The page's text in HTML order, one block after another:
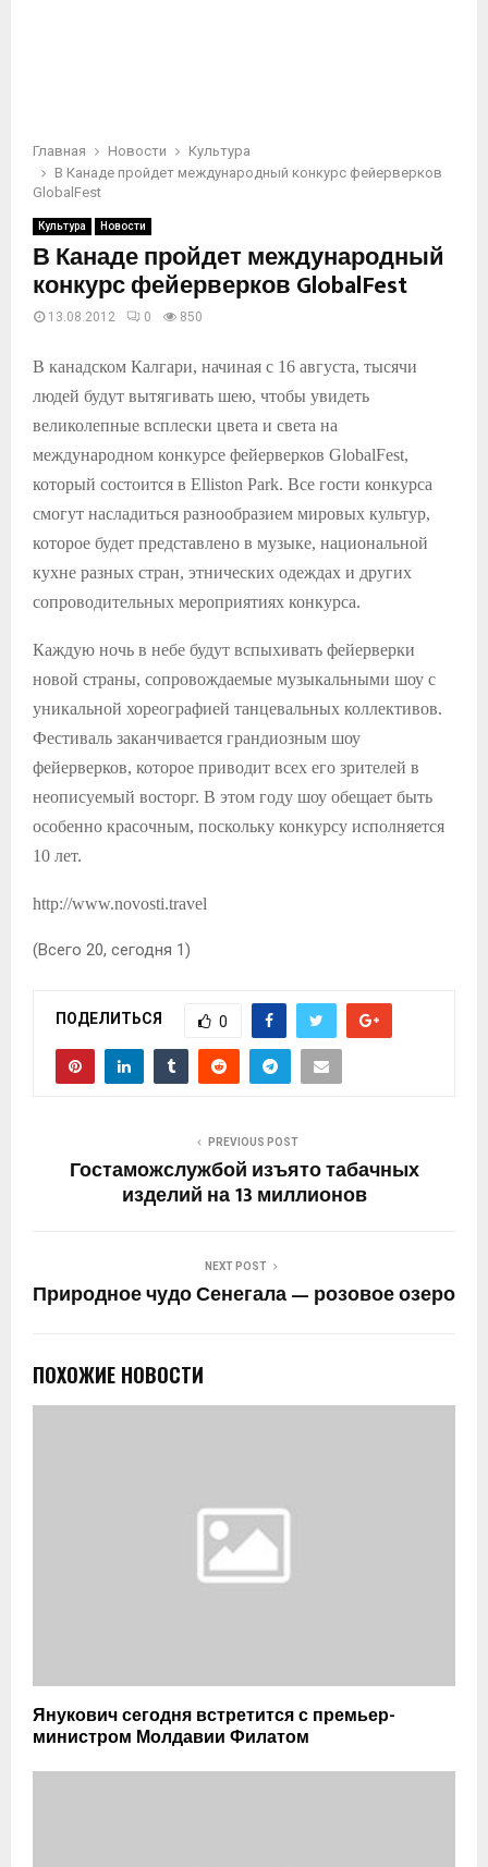
Главная Новости
Культура
В Канаде пройдет международный конкурс фейерверков
GlobalFest
Культура Новости
В Канаде пройдет международный
конкурс фейерверков GlobalFest
13.08.2012 0 850
В канадском Калгари, начиная с 16 августа, тысячи
людей будут вытягивать шею, чтобы увидеть
великолепные всплески цвета и света на
международном конкурсе фейерверков GlobalFest,
который состоится в Elliston Park. Все гости конкурса
смогут насладиться разнообразием мировых культур,
которое будет представлено в музыке, национальной
кухне разных стран, этнических одеждах и других
сопроводительных мероприятиях конкурса.
Каждую ночь в небе будут вспыхивать фейерверки
новой страны, сопровождаемые музыкальными шоу с
уникальной хореографией танцевальных коллективов.
Фестиваль заканчивается грандиозным шоу
фейерверков, которое приводит всех его зрителей в
неописуемый восторг. В этом году шоу обещает быть
особенно красочным, поскольку конкурсу исполняется
10 лет.
http://www.novosti.travel
(Всего 20, сегодня 1)
ПОДЕЛИТЬСЯ 0
PREVIOUS POST
Гостаможслужбой изъято табачных
изделий на 13 миллионов
NEXT POST
Природное чудо Сенегала — розовое озеро
ПОХОЖИЕ НОВОСТИ
Янукович сегодня встретится с премьер-
министром Молдавии Филатом